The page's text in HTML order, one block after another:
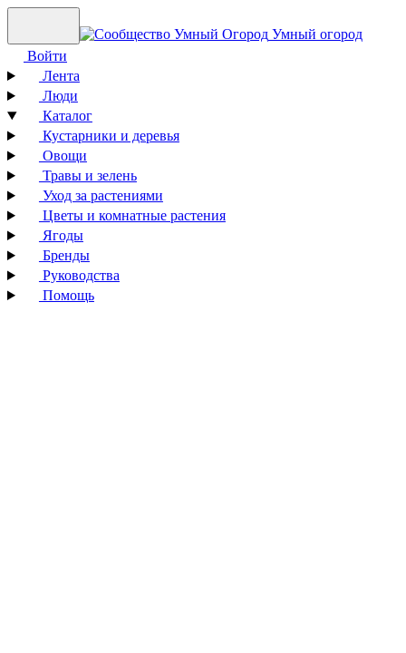
Умный огород
Войти
Лента
Люди
Каталог
Кустарники и деревья
Овощи
Травы и зелень
Уход за растениями
Цветы и комнатные растения
Ягоды
Бренды
Руководства
Помощь